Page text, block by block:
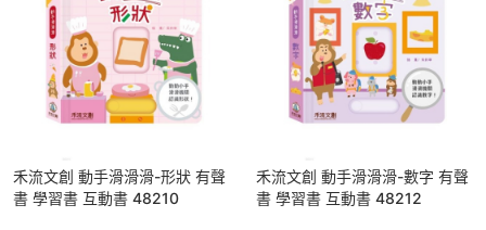
禾流文創 動手滑滑滑-形狀 有聲
書 學習書 互動書 48210
禾流文創 動手滑滑滑-數字 有聲
書 學習書 互動書 48212